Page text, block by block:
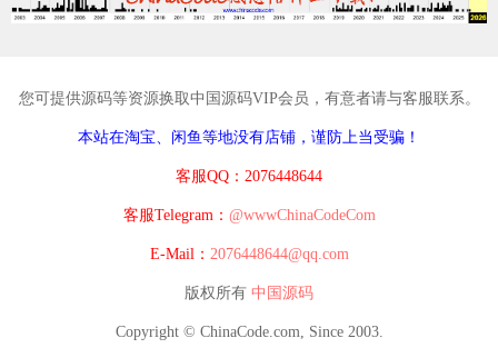
您可提供源码等资源换取中国源码VIP会员，有意者请与客服联系。
本站在淘宝、闲鱼等地没有店铺，谨防上当受骗！
客服QQ：2076448644
客服Telegram： @wwwChinaCodeCom
E-Mail： 2076448644@qq.com
版权所有 中国源码
Copyright © ChinaCode.com, Since 2003.